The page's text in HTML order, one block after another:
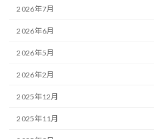
2026年7月
2026年6月
2026年5月
2026年2月
2025年12月
2025年11月